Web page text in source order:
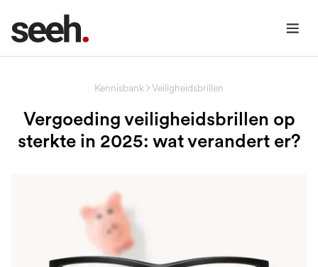
Kennisbank Veiligheidsbrillen
Vergoeding veiligheidsbrillen op
sterkte in 2025: wat verandert er?